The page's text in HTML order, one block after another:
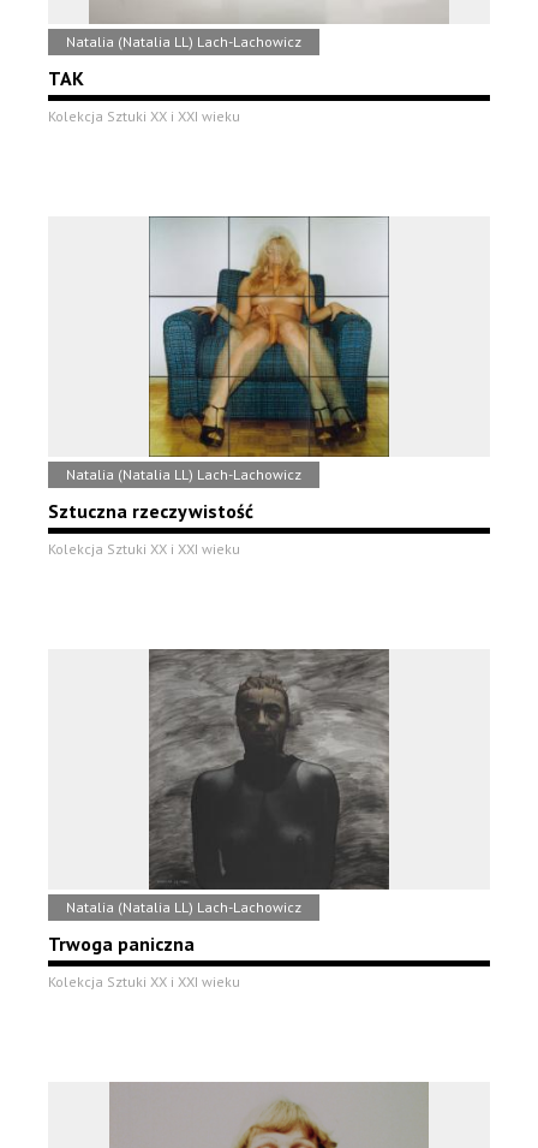
Natalia (Natalia LL) Lach-Lachowicz
TAK
Kolekcja Sztuki XX i XXI wieku
Natalia (Natalia LL) Lach-Lachowicz
Sztuczna rzeczywistość
Kolekcja Sztuki XX i XXI wieku
Natalia (Natalia LL) Lach-Lachowicz
Trwoga paniczna
Kolekcja Sztuki XX i XXI wieku